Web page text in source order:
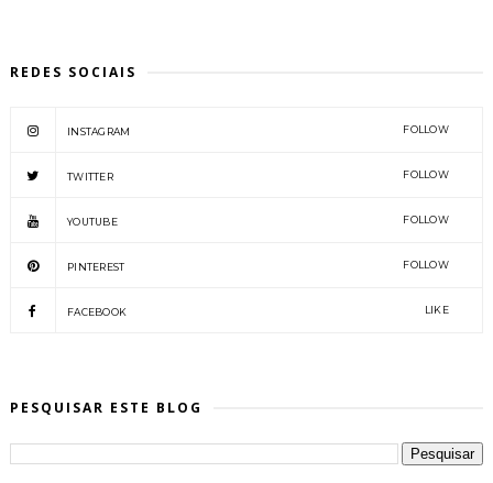
REDES SOCIAIS
INSTAGRAM FOLLOW
TWITTER FOLLOW
YOUTUBE FOLLOW
PINTEREST FOLLOW
FACEBOOK LIKE
PESQUISAR ESTE BLOG